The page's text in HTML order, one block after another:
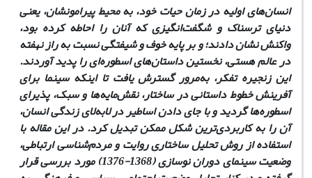
انسان‌های اولیه در زمان حیات خود، به محیط پیرامونشان، یعنی
دنیای ترسناک و شگفت‌انگیزی که آنان را احاطه کرده بود،
واکنش نشان دادند؛ و بر پایه خوف و شیفتگی نسبت به راز نهفته
در عالم هستی، نخستین داستان‌های اسطوره‌ای را پدید آوردند.
این زنجیره تفکر، به‌مرور گسترش یافت تا اینکه سینما برای
آفرینش خطوط داستانی در ساختار، نقش‌مایه‌ها و سبک، پذیرای
اسطوره‌ها گردید و با جای دادن اساطیر در لابه‌لای زندگی انسان،
آن را به کاربردی‌ترین شکل ممکن تبدیل کرد. در این مقاله با
استفاده از روش تحلیل ساختاری روایت و مردم‌شناسی ارتباطی،
وضعیت سینمای دوران نوسازی (1368-1376) مورد بررسی قرار